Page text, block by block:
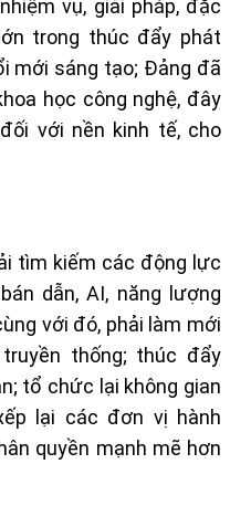
vụ, giải pháp, đặc
trong thúc đẩy phát
mới sáng tạo; Đảng đã
học công nghệ, đây
với nền kinh tế, cho
tìm kiếm các động lực
dẫn, AI, năng lượng
với đó, phải làm mới
thống; thúc đẩy
tổ chức lại không gian
lại các đơn vị hành
quyền mạnh mẽ hơn